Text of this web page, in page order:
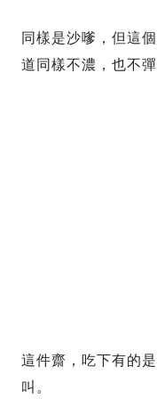
同樣是沙嗲，但這
道同樣不濃，也不彈
這件齋，吃下有的
叫。